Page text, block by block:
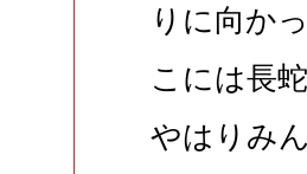
りに向か
こには長
やはりみ